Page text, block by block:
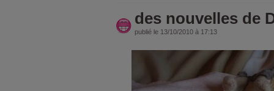
des nouvelles de
publié le 13/10/2010 à 17:13